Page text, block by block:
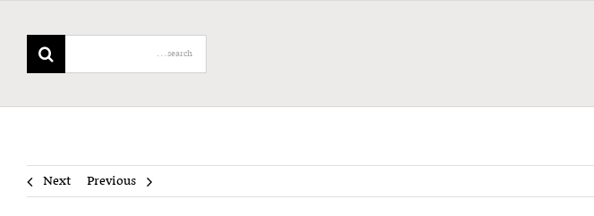
Search
for:
Previous
Next